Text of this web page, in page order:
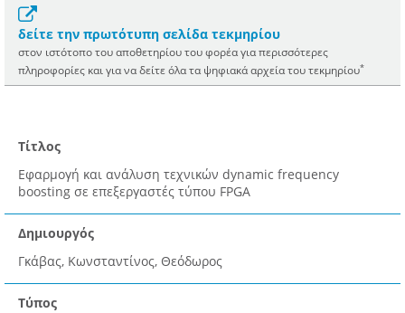
δείτε την πρωτότυπη σελίδα τεκμηρίου
στον ιστότοπο του αποθετηρίου του φορέα για περισσότερες
πληροφορίες και για να δείτε όλα τα ψηφιακά αρχεία του τεκμηρίου*
Τίτλος
Εφαρμογή και ανάλυση τεχνικών dynamic frequency
boosting σε επεξεργαστές τύπου FPGA
Δημιουργός
Γκάβας, Κωνσταντίνος, Θεόδωρος
Τύπος